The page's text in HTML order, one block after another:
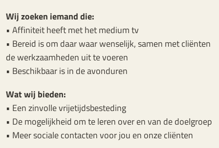
Wij zoeken iemand die:
• Affiniteit heeft met het medium tv
• Bereid is om daar waar wenselijk, samen met cliënten
de werkzaamheden uit te voeren
• Beschikbaar is in de avonduren
Wat wij bieden:
• Een zinvolle vrijetijdsbesteding
• De mogelijkheid om te leren over en van de doelgroep
• Meer sociale contacten voor jou en onze cliënten